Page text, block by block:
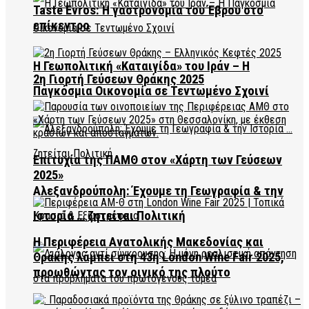
Η Γεωπολιτική «Καταιγίδα» του Ιράν – Η
Παγκόσμια Οικονομία σε Τεντωμένο Σχοινί
Αλεξανδρούπολη: Έχουμε τη Γεωγραφία & την
Ιστορία … ζητείται Πολιτική
Taste Evros: Η γαστρονομία του Έβρου στο
επίκεντρο
2η Γιορτή Γεύσεων Θράκης 2025
Επιτυχία της ΠΑΜΘ στον «Χάρτη των Γεύσεων
2025»
Η Περιφέρεια Ανατολικής Μακεδονίας και
Θράκης λάμπει στη 43η London Wine Fair 2025,
προωθώντας τον οινικό της πλούτο